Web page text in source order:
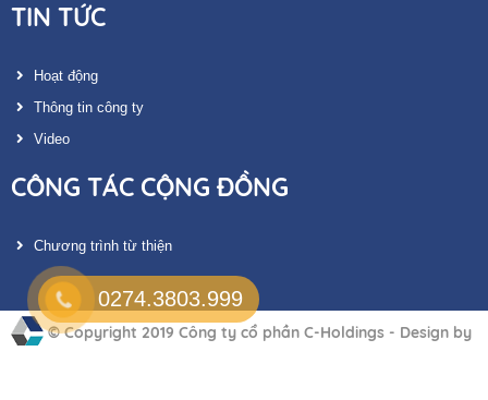
0274.3803.999
TIN TỨC
Hoạt động
Thông tin công ty
Video
CÔNG TÁC CỘNG ĐỒNG
Chương trình từ thiện
© Copyright 2019 Công ty cổ phần C-Holdings - Design by